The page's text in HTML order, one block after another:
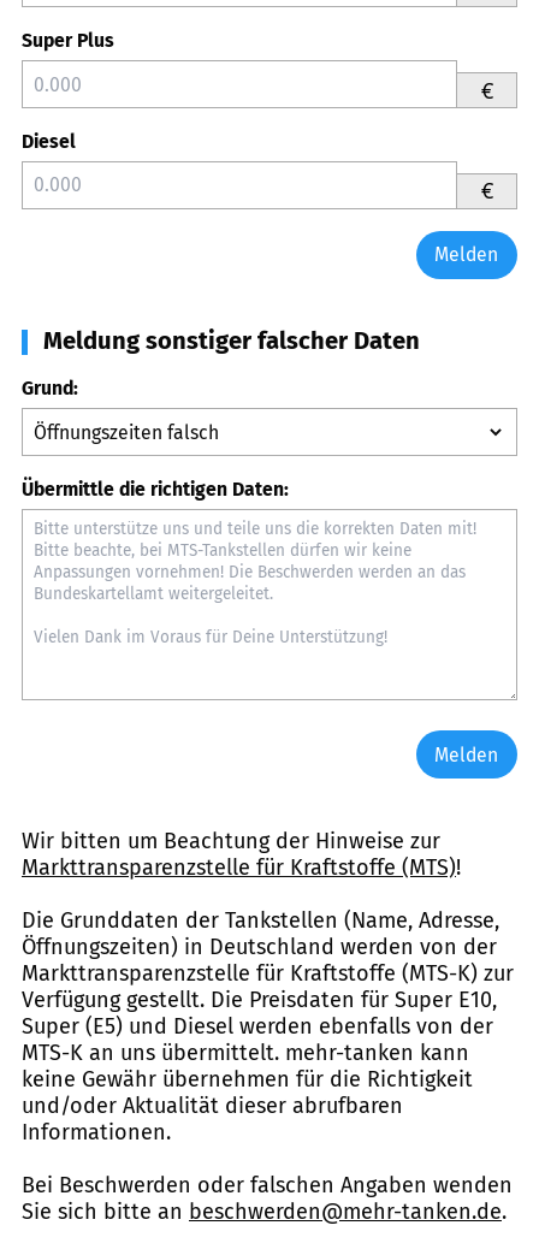
Super Plus
€
Diesel
€
Melden
Meldung sonstiger falscher Daten
Grund:
Übermittle die richtigen Daten:
Melden
Wir bitten um Beachtung der Hinweise zur
Markttransparenzstelle für Kraftstoffe (MTS)!
Die Grunddaten der Tankstellen (Name, Adresse,
Öffnungszeiten) in Deutschland werden von der
Markttransparenzstelle für Kraftstoffe (MTS-K) zur
Verfügung gestellt. Die Preisdaten für Super E10,
Super (E5) und Diesel werden ebenfalls von der
MTS-K an uns übermittelt. mehr-tanken kann
keine Gewähr übernehmen für die Richtigkeit
und/oder Aktualität dieser abrufbaren
Informationen.
Bei Beschwerden oder falschen Angaben wenden
Sie sich bitte an beschwerden@mehr-tanken.de.